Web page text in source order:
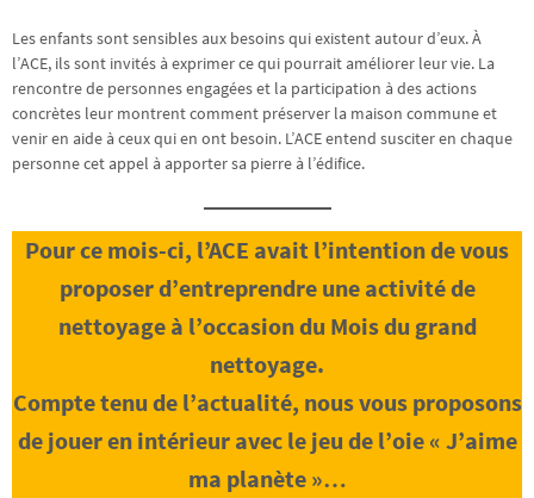
Les enfants sont sensibles aux besoins qui existent autour d’eux. À
l’ACE, ils sont invités à exprimer ce qui pourrait améliorer leur vie. La
rencontre de personnes engagées et la participation à des actions
concrètes leur montrent comment préserver la maison commune et
venir en aide à ceux qui en ont besoin. L’ACE entend susciter en chaque
personne cet appel à apporter sa pierre à l’édifice.
Pour ce mois-ci, l’ACE avait l’intention de vous
proposer d’entreprendre une activité de
nettoyage à l’occasion du Mois du grand
nettoyage.
Compte tenu de l’actualité, nous vous proposons
de jouer en intérieur avec le jeu de l’oie « J’aime
ma planète »…